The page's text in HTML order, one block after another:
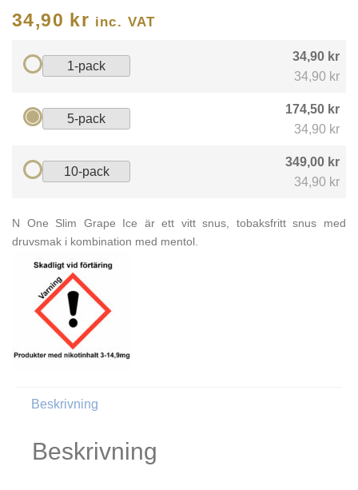
34,90 kr inc. VAT
1-pack
34,90 kr
34,90 kr
5-pack
174,50 kr
34,90 kr
10-pack
349,00 kr
34,90 kr
N One Slim Grape Ice är ett vitt snus, tobaksfritt snus med
druvsmak i kombination med mentol.
Beskrivning
Beskrivning